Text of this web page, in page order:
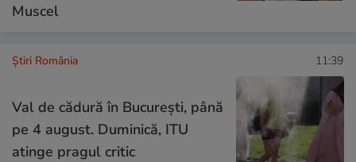
Muscel
Știri România 11:39
Val de cădură în București, până
pe 4 august. Duminică, ITU
atinge pragul critic